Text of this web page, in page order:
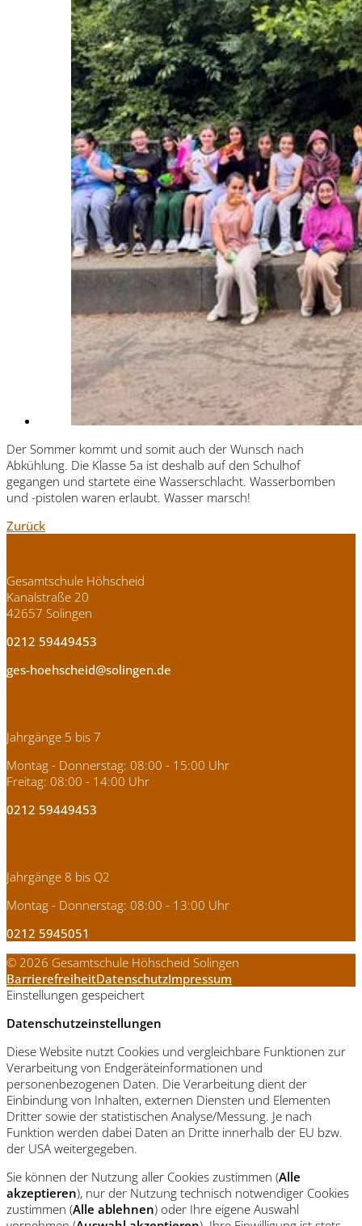
Der Sommer kommt und somit auch der Wunsch nach
Abkühlung. Die Klasse 5a ist deshalb auf den Schulhof
gegangen und startete eine Wasserschlacht. Wasserbomben
und -pistolen waren erlaubt. Wasser marsch!
Zurück
Gesamtschule Höhscheid
Kanalstraße 20
42657 Solingen
0212 59449453
ges-hoehscheid@solingen.de
Jahrgänge 5 bis 7
Montag - Donnerstag: 08:00 - 15:00 Uhr
Freitag: 08:00 - 14:00 Uhr
0212 59449453
Jahrgänge 8 bis Q2
Montag - Donnerstag: 08:00 - 13:00 Uhr
0212 5945051
© 2026 Gesamtschule Höhscheid Solingen
BarrierefreiheitDatenschutzImpressum
Einstellungen gespeichert
Datenschutzeinstellungen
Diese Website nutzt Cookies und vergleichbare Funktionen zur
Verarbeitung von Endgeräteinformationen und
personenbezogenen Daten. Die Verarbeitung dient der
Einbindung von Inhalten, externen Diensten und Elementen
Dritter sowie der statistischen Analyse/Messung. Je nach
Funktion werden dabei Daten an Dritte innerhalb der EU bzw.
der USA weitergegeben.
Sie können der Nutzung aller Cookies zustimmen (Alle
akzeptieren), nur der Nutzung technisch notwendiger Cookies
zustimmen (Alle ablehnen) oder Ihre eigene Auswahl